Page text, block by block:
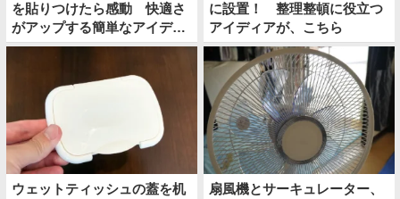
を貼りつけたら感動 快適さ
がアップする簡単なアイディ
アとは
に設置！ 整理整頓に役立つ
アイディアが、こちら
ウェットティッシュの蓋を机
扇風機とサーキュレーター、